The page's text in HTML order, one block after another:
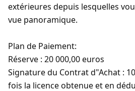
extérieures depuis lesquelles
vue panoramique.
Plan de Paiement:
Réserve : 20 000,00 euros
Signature du Contrat d"Achat :
fois la licence obtenue et en